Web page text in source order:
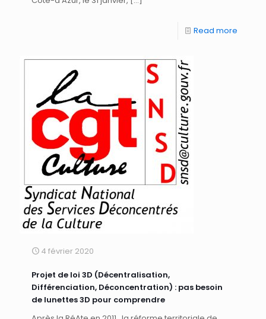
Read more
4 février 2020
Projet de loi 3D (Décentralisation,
Différenciation, Déconcentration) : pas besoin
de lunettes 3D pour comprendre